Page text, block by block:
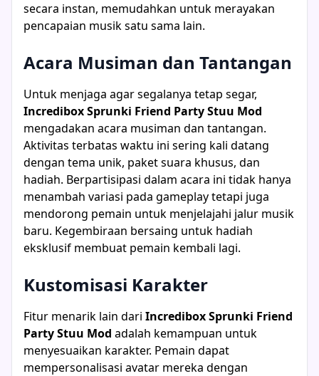
secara instan, memudahkan untuk merayakan
pencapaian musik satu sama lain.
Acara Musiman dan Tantangan
Untuk menjaga agar segalanya tetap segar,
Incredibox Sprunki Friend Party Stuu Mod
mengadakan acara musiman dan tantangan.
Aktivitas terbatas waktu ini sering kali datang
dengan tema unik, paket suara khusus, dan
hadiah. Berpartisipasi dalam acara ini tidak hanya
menambah variasi pada gameplay tetapi juga
mendorong pemain untuk menjelajahi jalur musik
baru. Kegembiraan bersaing untuk hadiah
eksklusif membuat pemain kembali lagi.
Kustomisasi Karakter
Fitur menarik lain dari Incredibox Sprunki Friend
Party Stuu Mod adalah kemampuan untuk
menyesuaikan karakter. Pemain dapat
mempersonalisasi avatar mereka dengan